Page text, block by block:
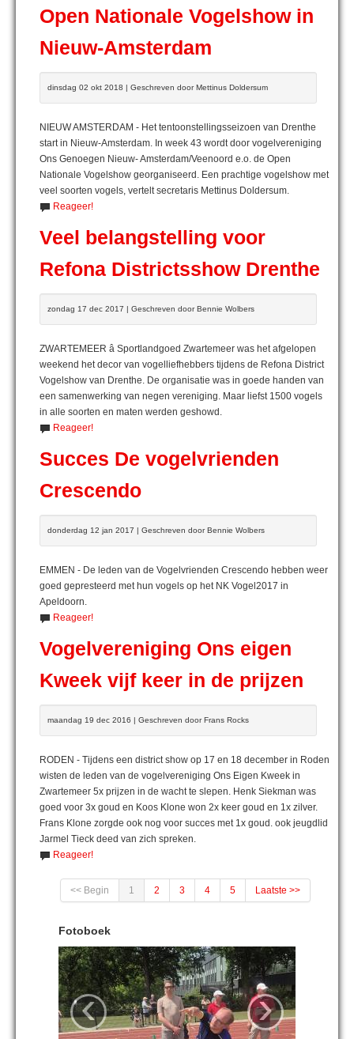
Open Nationale Vogelshow in
Nieuw-Amsterdam
dinsdag 02 okt 2018 | Geschreven door Mettinus Doldersum
NIEUW AMSTERDAM - Het tentoonstellingsseizoen van Drenthe
start in Nieuw-Amsterdam. In week 43 wordt door vogelvereniging
Ons Genoegen Nieuw- Amsterdam/Veenoord e.o. de Open
Nationale Vogelshow georganiseerd. Een prachtige vogelshow met
veel soorten vogels, vertelt secretaris Mettinus Doldersum.
Reageer!
Veel belangstelling voor
Refona Districtsshow Drenthe
zondag 17 dec 2017 | Geschreven door Bennie Wolbers
ZWARTEMEER â Sportlandgoed Zwartemeer was het afgelopen
weekend het decor van vogelliefhebbers tijdens de Refona District
Vogelshow van Drenthe. De organisatie was in goede handen van
een samenwerking van negen vereniging. Maar liefst 1500 vogels
in alle soorten en maten werden geshowd.
Reageer!
Succes De vogelvrienden
Crescendo
donderdag 12 jan 2017 | Geschreven door Bennie Wolbers
EMMEN - De leden van de Vogelvrienden Crescendo hebben weer
goed gepresteerd met hun vogels op het NK Vogel2017 in
Apeldoorn.
Reageer!
Vogelvereniging Ons eigen
Kweek vijf keer in de prijzen
maandag 19 dec 2016 | Geschreven door Frans Rocks
RODEN - Tijdens een district show op 17 en 18 december in Roden
wisten de leden van de vogelvereniging Ons Eigen Kweek in
Zwartemeer 5x prijzen in de wacht te slepen. Henk Siekman was
goed voor 3x goud en Koos Klone won 2x keer goud en 1x zilver.
Frans Klone zorgde ook nog voor succes met 1x goud. ook jeugdlid
Jarmel Tieck deed van zich spreken.
Reageer!
<< Begin 1 2 3 4 5 Laatste >>
Fotoboek
‹ ›